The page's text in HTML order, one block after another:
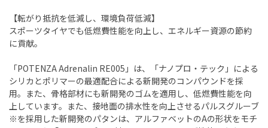
【転がり抵抗を低減し、環境負荷低減】
スポーツタイヤでも低燃費性能を向上し、エネルギー資源の節約
に貢献。
「POTENZA Adrenalin RE005」は、「ナノプロ・テック」による
シリカとポリマーの最適配合による新開発のコンパウンドを採
用。また、骨格部材にも新開発のゴムを適用し、低燃費性能を向
上しています。また、接地面の排水性を向上させるパルスグルーブ
※を採用した新開発のパタンは、アルファベットのAの形状をモチ